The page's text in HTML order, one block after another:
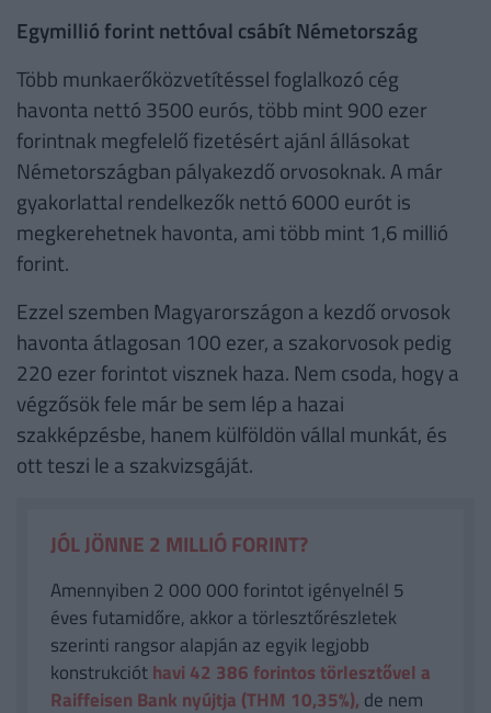
Egymillió forint nettóval csábít Németország
Több munkaerőközvetítéssel foglalkozó cég
havonta nettó 3500 eurós, több mint 900 ezer
forintnak megfelelő fizetésért ajánl állásokat
Németországban pályakezdő orvosoknak. A már
gyakorlattal rendelkezők nettó 6000 eurót is
megkerehetnek havonta, ami több mint 1,6 millió
forint.
Ezzel szemben Magyarországon a kezdő orvosok
havonta átlagosan 100 ezer, a szakorvosok pedig
220 ezer forintot visznek haza. Nem csoda, hogy a
végzősök fele már be sem lép a hazai
szakképzésbe, hanem külföldön vállal munkát, és
ott teszi le a szakvizsgáját.
JÓL JÖNNE 2 MILLIÓ FORINT?
Amennyiben 2 000 000 forintot igényelnél 5
éves futamidőre, akkor a törlesztőrészletek
szerinti rangsor alapján az egyik legjobb
konstrukcióthavi 42 386 forintos törlesztővel a
Raiffeisen Bank nyújtja (THM 10,35%), de nem